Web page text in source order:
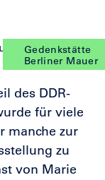
Gedenkstätte
Berliner Mauer
des DDR-
für viele
manche zur
zu
von Marie